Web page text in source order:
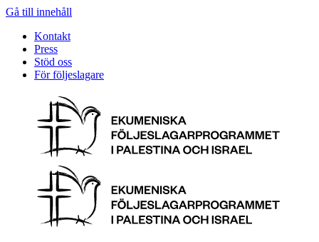
Gå till innehåll
Kontakt
Press
Stöd oss
För följeslagare